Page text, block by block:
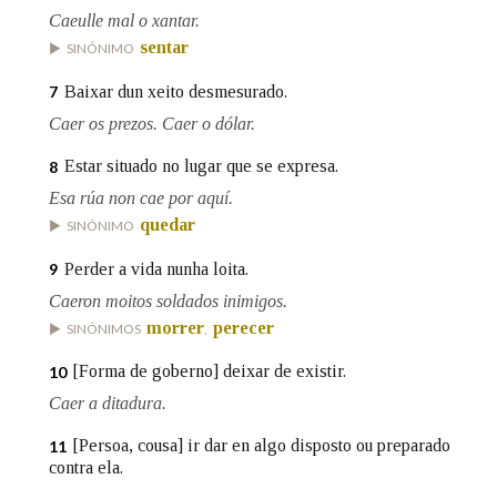
OUTRAS OPCIÓNS DE BUSCA
Marcas gramaticais
Caeulle mal o xantar.
SINÓNIMO sentar
7 Baixar dun xeito desmesurado.
Caer os prezos. Caer o dólar.
8 Estar situado no lugar que se expresa.
Esa rúa non cae por aquí.
SINÓNIMO quedar
9 Perder a vida nunha loita.
Caeron moitos soldados inimigos.
SINÓNIMOS morrer perecer
10 [Forma de goberno] deixar de existir.
Caer a ditadura.
11 [Persoa, cousa] ir dar en algo disposto ou preparado
contra ela.